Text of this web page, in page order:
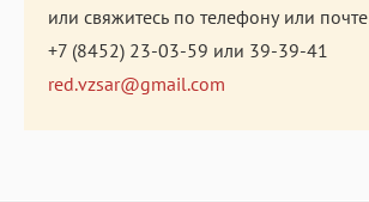
или свяжитесь по телефону или почте
+7 (8452) 23-03-59 или 39-39-41
red.vzsar@gmail.com